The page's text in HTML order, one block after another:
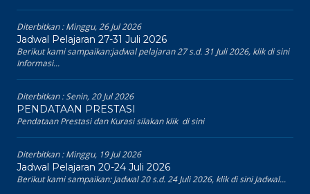
Diterbitkan :Minggu, 26 Jul 2026
Jadwal Pelajaran 27-31 Juli 2026
Berikut kami sampaikan:jadwal pelajaran 27 s.d. 31 Juli 2026, klik di sini
Informasi...
Diterbitkan :Senin, 20 Jul 2026
PENDATAAN PRESTASI
Pendataan Prestasi dan Kurasi silakan klik di sini
Diterbitkan :Minggu, 19 Jul 2026
Jadwal Pelajaran 20-24 Juli 2026
Berikut kami sampaikan: Jadwal 20 s.d. 24 Juli 2026, klik di sini Jadwal...